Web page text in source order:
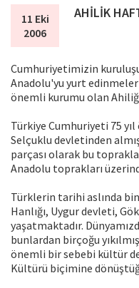
11 Eki
2006
AHİLİK
Cumhuriyetimizin
Anadolu'yu yurt
önemli kurumu olan
Türkiye Cumhuriyeti 75 yıl
Selçuklu devletinden
parçası olarak bu
Anadolu toprakları
Türklerin tarihi aslında bin
Hanlığı, Uygur devleti,
yaşatmaktadır.
bunlardan birçoğu
önemli bir sebebi kültür
Kültürü biçimine